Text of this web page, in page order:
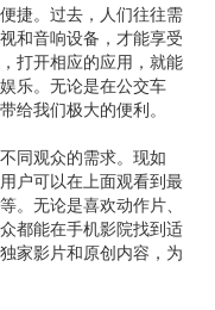
捷。过去，人们往往需
和音响设备，才能享受
打开相应的应用，就能
乐。无论是在公交车
给我们极大的便利。
同观众的需求。现如
户可以在上面观看到最
。无论是喜欢动作片、
都能在手机影院找到适
家影片和原创内容，为